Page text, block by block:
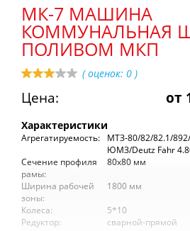
МК-7 МАШИНА
КОММУНАЛЬНАЯ
ПОЛИВОМ МКП
( оценок: 0 )
Цена: от
Характеристики
Агрегатируемость:
МТЗ-80/82/82.1/
ЮМЗ/Deutz Fahr
Сечение профиля
рамы:
80х80 мм
Ширина рабочей
зоны:
1800 мм
Колеса:
5*10
Редуктор:
сварной-прямой